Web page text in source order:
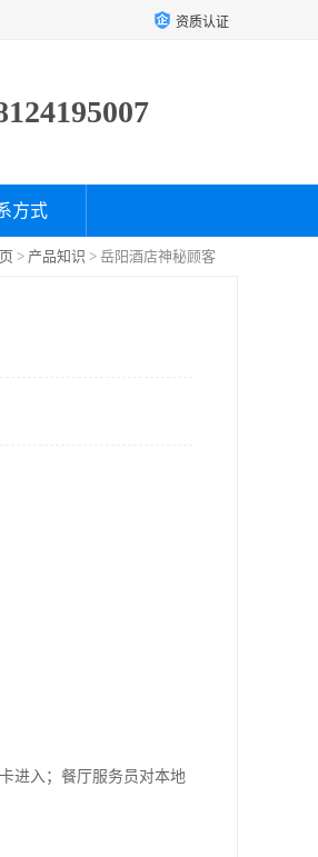
资质认证
方式
> 产品知识 > 岳阳酒店神秘顾客
进入；餐厅服务员对本地